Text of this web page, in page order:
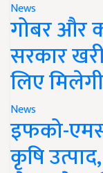
News
गोबर और
सरकार
लिए
News
इफको-
कृषि